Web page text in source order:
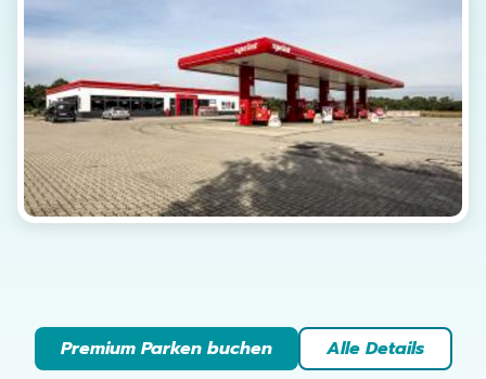
Premium Parken buchen Alle Details